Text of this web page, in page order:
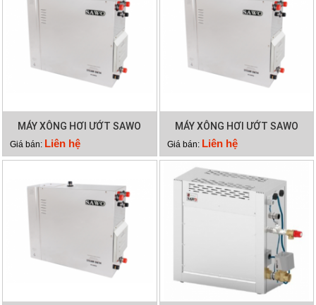
MÁY XÔNG HƠI ƯỚT SAWO
STP120
Giá bán: Liên hệ
MÁY XÔNG HƠI ƯỚT SAWO
STP90
Giá bán: Liên hệ